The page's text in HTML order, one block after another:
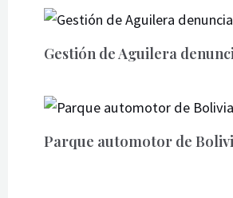
Gestión de Aguilera
Parque automotor de